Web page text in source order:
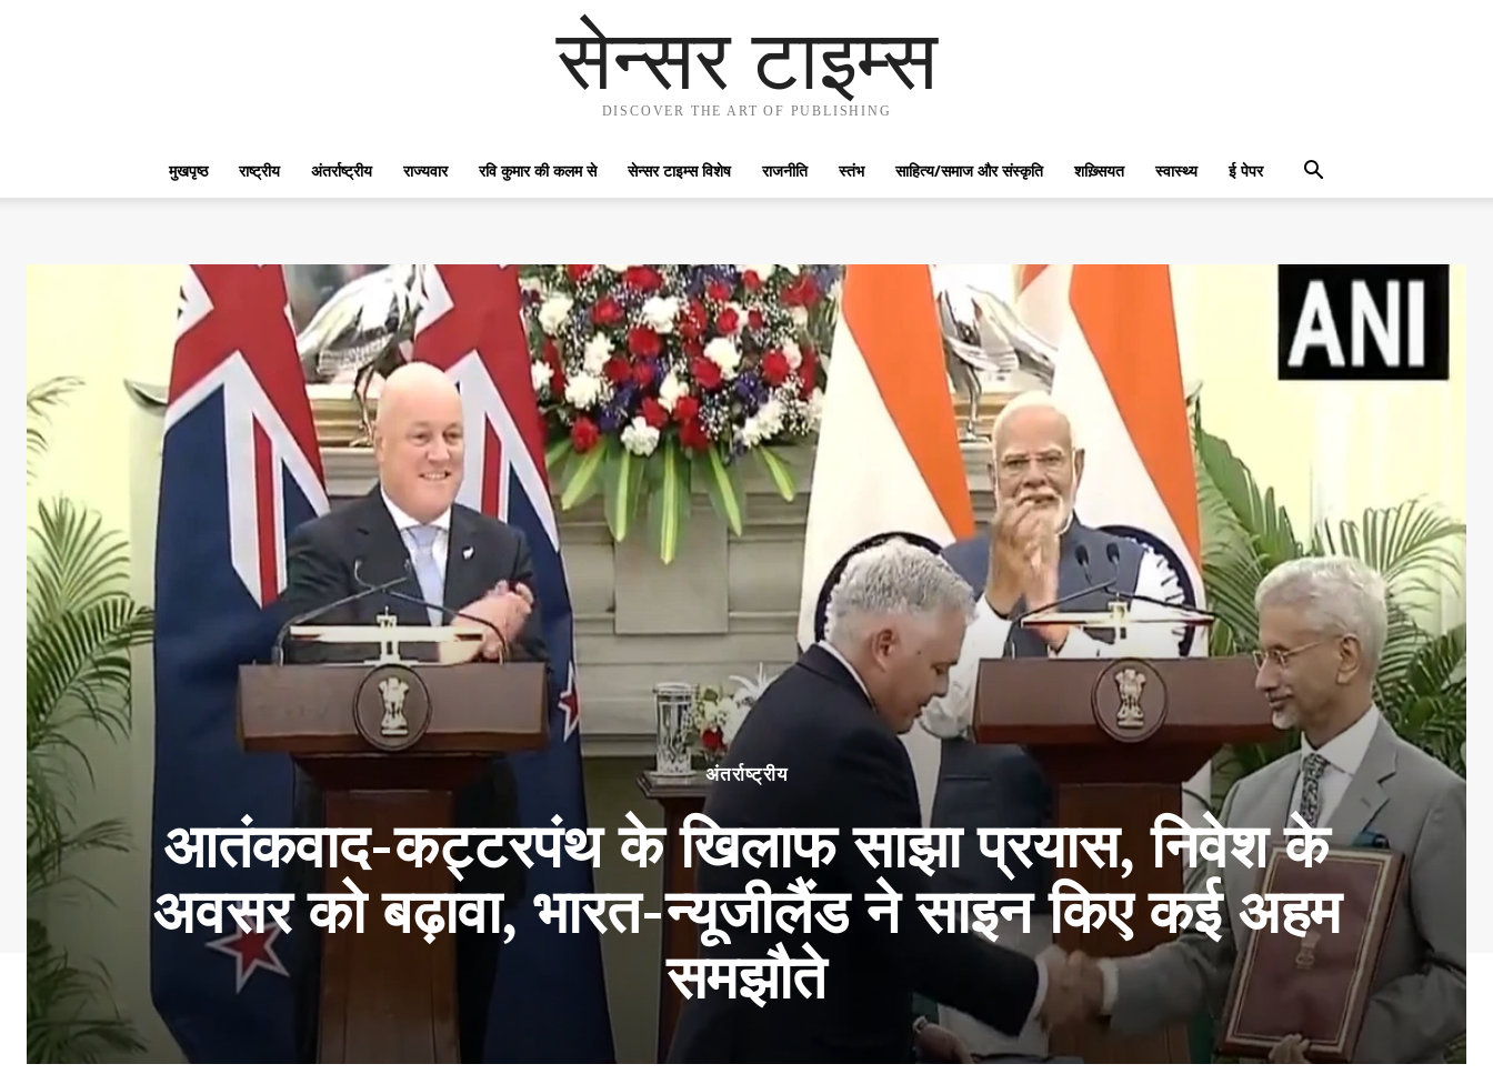
सेन्सर टाइम्स
DISCOVER THE ART OF PUBLISHING
मुखपृष्ठ राष्ट्रीय अंतर्राष्ट्रीय राज्यवार रवि कुमार की कलम से सेन्सर टाइम्स विशेष राजनीति स्तंभ साहित्य/समाज और संस्कृति शख़्सियत स्वास्थ्य ई पेपर
अंतर्राष्ट्रीय
आतंकवाद-कट्टरपंथ के खिलाफ साझा प्रयास, निवेश के
अवसर को बढ़ावा, भारत-न्यूजीलैंड ने साइन किए कई अहम
समझौते